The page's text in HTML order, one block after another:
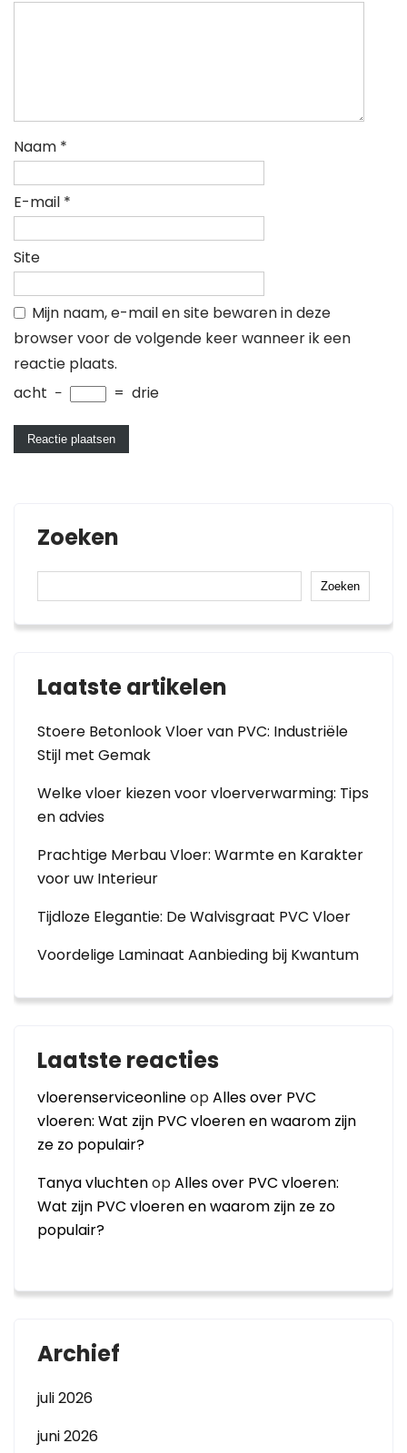
Naam *
E-mail *
Site
Mijn naam, e-mail en site bewaren in deze
browser voor de volgende keer wanneer ik een
reactie plaats.
acht − = drie
Zoeken
Zoeken
Laatste artikelen
Stoere Betonlook Vloer van PVC: Industriële
Stijl met Gemak
Welke vloer kiezen voor vloerverwarming: Tips
en advies
Prachtige Merbau Vloer: Warmte en Karakter
voor uw Interieur
Tijdloze Elegantie: De Walvisgraat PVC Vloer
Voordelige Laminaat Aanbieding bij Kwantum
Laatste reacties
vloerenserviceonlineopAlles over PVC
vloeren: Wat zijn PVC vloeren en waarom zijn
ze zo populair?
Tanya vluchtenopAlles over PVC vloeren:
Wat zijn PVC vloeren en waarom zijn ze zo
populair?
Archief
juli 2026
juni 2026